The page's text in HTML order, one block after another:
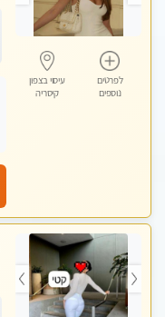
לפרטים
נוספים
עיסוי בצפון
קיסריה